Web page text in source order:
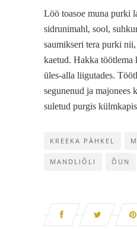
Löö toasoe muna purki
sidrunimahl, sool,
saumikseri tera purki
kaetud. Hakka töötlema
üles-alla liigutades.
segunenud ja majonees
suletud purgis
KREEKA PÄHKEL
MANDLIÕLI ÕUN